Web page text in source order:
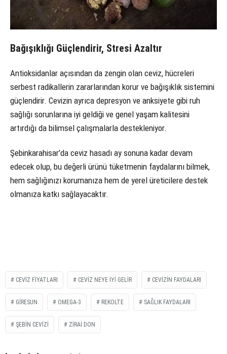
Bağışıklığı Güçlendirir, Stresi Azaltır
Antioksidanlar açısından da zengin olan ceviz, hücreleri
serbest radikallerin zararlarından korur ve bağışıklık sistemini
güçlendirir. Cevizin ayrıca depresyon ve anksiyete gibi ruh
sağlığı sorunlarına iyi geldiği ve genel yaşam kalitesini
artırdığı da bilimsel çalışmalarla destekleniyor.
Şebinkarahisar’da ceviz hasadı ay sonuna kadar devam
edecek olup, bu değerli ürünü tüketmenin faydalarını bilmek,
hem sağlığınızı korumanıza hem de yerel üreticilere destek
olmanıza katkı sağlayacaktır.
CEVIZ FIYATLARI CEVIZ NEYE IYI GELIR CEVIZIN FAYDALARI
GIRESUN OMEGA-3 REKOLTE SAĞLIK FAYDALARI
ŞEBIN CEVIZI ZIRAI DON